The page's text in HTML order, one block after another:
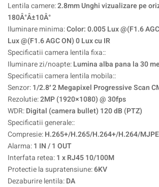
Lentila camere:2.8mm Unghi vizualizare pe
180Â°Â±10Â°
Iluminare minima:Color: 0.005 Lux @(F1.6
Lux @(F1.6 AGC ON) 0 Lux cu IR
Specificatii camera lentila fixa::
Iluminare zi/noapte:Lumina alba pana la 30
Specificatii camera lentila mobila::
Senzor:1/2.8′ 2 Megapixel Progressive Scan
Rezolutie:2MP (1920×1080) @ 30fps
WDR:Digital (camera bullet) 120 dB (PTZ)
Specificatii generale::
Compresie:H.265+/H.265/H.264+/H.264/
Alarma:1 IN / 1 OUT
Interfata retea:1 x RJ45 10/100M
Protectie la supratensiune:6KV
Dezaburire lentila:DA